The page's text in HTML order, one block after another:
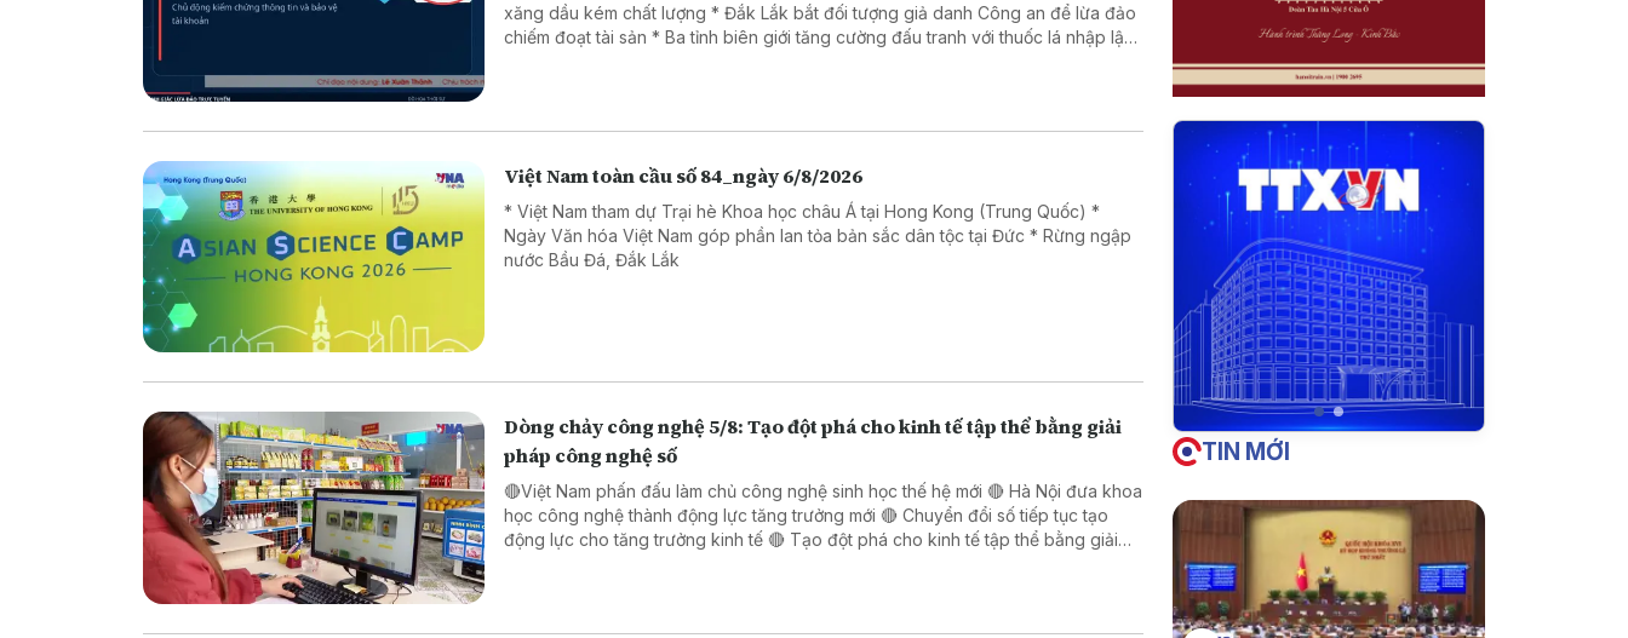
xăng dầu kém chất lượng * Đắk Lắk bắt đối tượng giả danh Công an để lừa đảo
chiếm đoạt tài sản * Ba tỉnh biên giới tăng cường đấu tranh với thuốc lá nhập lậu
Việt Nam toàn cầu số 84_ngày 6/8/2026
* Việt Nam tham dự Trại hè Khoa học châu Á tại Hong Kong (Trung Quốc) *
Ngày Văn hóa Việt Nam góp phần lan tỏa bản sắc dân tộc tại Đức * Rừng ngập
nước Bầu Đá, Đắk Lắk
Dòng chảy công nghệ 5/8: Tạo đột phá cho kinh tế tập thể bằng giải
pháp công nghệ số
🔴Việt Nam phấn đấu làm chủ công nghệ sinh học thế hệ mới 🔴 Hà Nội đưa khoa
học công nghệ thành động lực tăng trưởng mới 🔴 Chuyển đổi số tiếp tục tạo
động lực cho tăng trưởng kinh tế 🔴 Tạo đột phá cho kinh tế tập thể bằng giải
TIN MỚI